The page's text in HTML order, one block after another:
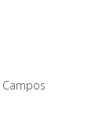
Campos